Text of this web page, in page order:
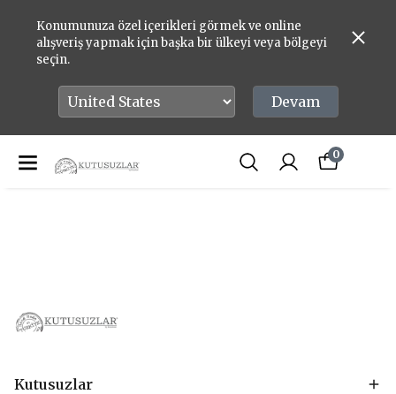
Konumunuza özel içerikleri görmek ve online
alışveriş yapmak için başka bir ülkeyi veya bölgeyi
seçin.
Devam
0
Kutusuzlar